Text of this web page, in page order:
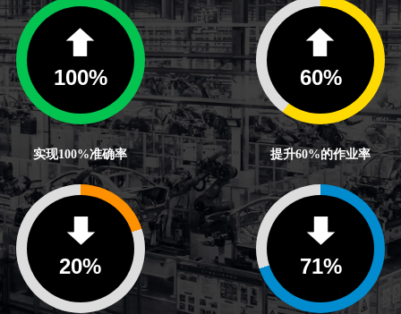
100%
实现100%准确率
60%
提升60%的作业率
20% 71%